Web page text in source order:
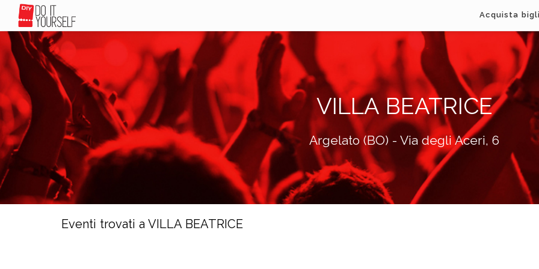
Acquista
VILLA BEATRICE
Argelato (BO) - Via degli Aceri, 6
Eventi trovati a VILLA BEATRICE